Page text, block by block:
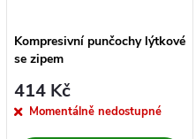
Kompresivní punčochy lýtkové
se zipem
414 Kč
Momentálně nedostupné